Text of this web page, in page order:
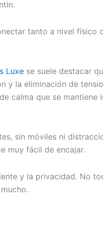
tanto a nivel físico
Luxe se suele destacar
y la eliminación de
calma que se mantiene
sin móviles ni
muy fácil de encajar.
y la privacidad. No